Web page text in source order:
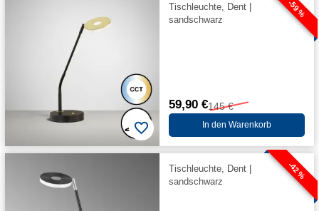
-59 %
Tischleuchte, Dent |
sandschwarz
59,90 €145 €
In den Warenkorb
-42 %
Tischleuchte, Dent |
sandschwarz